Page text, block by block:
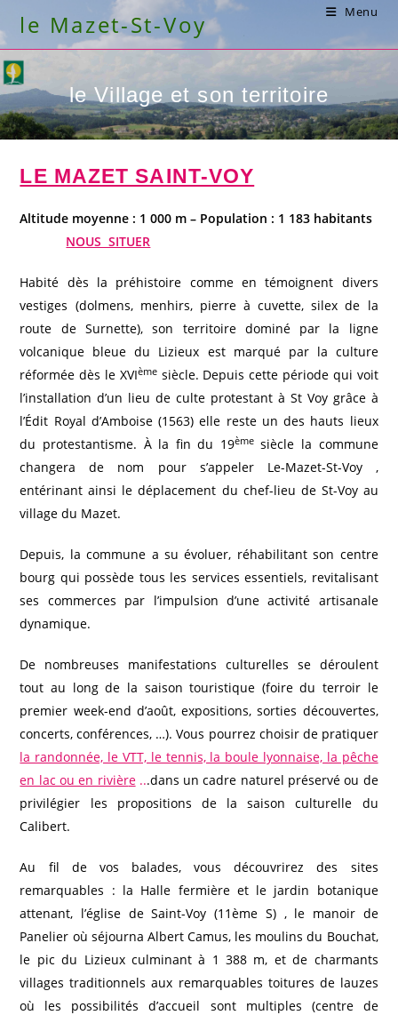
to
content
le Mazet-St-Voy Menu
le Village et son territoire
LE MAZET SAINT-VOY
Altitude moyenne : 1 000 m – Population : 1 183 habitants
NOUS SITUER
Habité dès la préhistoire comme en témoignent divers
vestiges (dolmens, menhirs, pierre à cuvette, silex de la
route de Surnette), son territoire dominé par la ligne
volcanique bleue du Lizieux est marqué par la culture
réformée dès le XVIèmesiècle. Depuis cette période qui voit
l’installation d’un lieu de culte protestant à St Voy grâce à
l’Édit Royal d’Amboise (1563) elle reste un des hauts lieux
du protestantisme. À la fin du 19èmesiècle la commune
changera de nom pour s’appeler Le-Mazet-St-Voy ,
entérinant ainsi le déplacement du chef-lieu de St-Voy au
village du Mazet.
Depuis, la commune a su évoluer, réhabilitant son centre
bourg qui possède tous les services essentiels, revitalisant
ses commerces par l’impulsion d’une activité artisanale
dynamique.
De nombreuses manifestations culturelles se déroulent
tout au long de la saison touristique (foire du terroir le
premier week-end d’août, expositions, sorties découvertes,
concerts, conférences, …). Vous pourrez choisir de pratiquer
la randonnée, le VTT, le tennis, la boule lyonnaise, la pêche
en lac ou en rivière...dans un cadre naturel préservé ou de
privilégier les propositions de la saison culturelle du
Calibert.
Au fil de vos balades, vous découvrirez des sites
remarquables : la Halle fermière et le jardin botanique
attenant, l’église de Saint-Voy (11ème S) , le manoir de
Panelier où séjourna Albert Camus, les moulins du Bouchat,
le pic du Lizieux culminant à 1 388 m, et de charmants
villages traditionnels aux remarquables toitures de lauzes
où les possibilités d’accueil sont multiples (centre de